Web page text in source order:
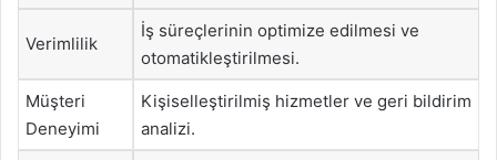
Verimlilik
İş süreçlerinin optimize edilmesi ve
otomatikleştirilmesi.
Müşteri
Deneyimi
Kişiselleştirilmiş hizmetler ve geri bildirim
analizi.